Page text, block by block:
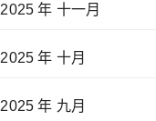
2025 年 十一月
2025 年 十月
2025 年 九月